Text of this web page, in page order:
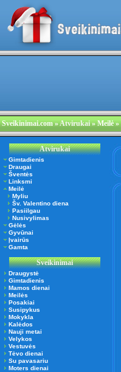
Sveikinimai.com»Atvirukai» Meilė »
Atvirukai
Gimtadienis
Draugai
Šventės
Linksmi
Meilė
Myliu
Šv. Valentino diena
Pasiilgau
Nusivylimas
Gėlės
Gyvūnai
Įvairūs
Gamta
Sveikinimai
Draugystė
Gimtadienis
Mamos dienai
Meilės
Posakiai
Susipykus
Mokykla
Kalėdos
Nauji metai
Velykos
Vestuvės
Tėvo dienai
Su pavasariu
Moters dienai